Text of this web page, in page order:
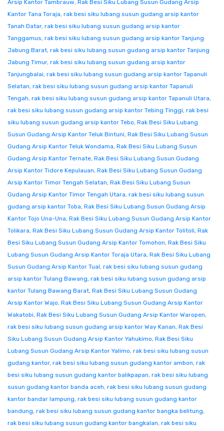
Arsip Kantor Tambrauw, Rak Besi Siku Lubang Susun Gudang Arsip
Kantor Tana Toraja, rak besi siku lubang susun gudang arsip kantor
Tanah Datar, rak besi siku lubang susun gudang arsip kantor
Tanggamus, rak besi siku lubang susun gudang arsip kantor Tanjung
Jabung Barat, rak besi siku lubang susun gudang arsip kantor Tanjung
Jabung Timur, rak besi siku lubang susun gudang arsip kantor
Tanjungbalai, rak besi siku lubang susun gudang arsip kantor Tapanuli
Selatan, rak besi siku lubang susun gudang arsip kantor Tapanuli
Tengah, rak besi siku lubang susun gudang arsip kantor Tapanuli Utara,
rak besi siku lubang susun gudang arsip kantor Tebing Tinggi, rak besi
siku lubang susun gudang arsip kantor Tebo, Rak Besi Siku Lubang
Susun Gudang Arsip Kantor Teluk Bintuni, Rak Besi Siku Lubang Susun
Gudang Arsip Kantor Teluk Wondama, Rak Besi Siku Lubang Susun
Gudang Arsip Kantor Ternate, Rak Besi Siku Lubang Susun Gudang
Arsip Kantor Tidore Kepulauan, Rak Besi Siku Lubang Susun Gudang
Arsip Kantor Timor Tengah Selatan, Rak Besi Siku Lubang Susun
Gudang Arsip Kantor Timor Tengah Utara, rak besi siku lubang susun
gudang arsip kantor Toba, Rak Besi Siku Lubang Susun Gudang Arsip
Kantor Tojo Una-Una, Rak Besi Siku Lubang Susun Gudang Arsip Kantor
Tolikara, Rak Besi Siku Lubang Susun Gudang Arsip Kantor Tolitoli, Rak
Besi Siku Lubang Susun Gudang Arsip Kantor Tomohon, Rak Besi Siku
Lubang Susun Gudang Arsip Kantor Toraja Utara, Rak Besi Siku Lubang
Susun Gudang Arsip Kantor Tual, rak besi siku lubang susun gudang
arsip kantor Tulang Bawang, rak besi siku lubang susun gudang arsip
kantor Tulang Bawang Barat, Rak Besi Siku Lubang Susun Gudang
Arsip Kantor Wajo, Rak Besi Siku Lubang Susun Gudang Arsip Kantor
Wakatobi, Rak Besi Siku Lubang Susun Gudang Arsip Kantor Waropen,
rak besi siku lubang susun gudang arsip kantor Way Kanan, Rak Besi
Siku Lubang Susun Gudang Arsip Kantor Yahukimo, Rak Besi Siku
Lubang Susun Gudang Arsip Kantor Yalimo, rak besi siku lubang susun
gudang kantor, rak besi siku lubang susun gudang kantor ambon, rak
besi siku lubang susun gudang kantor balikpapan, rak besi siku lubang
susun gudang kantor banda aceh, rak besi siku lubang susun gudang
kantor bandar lampung, rak besi siku lubang susun gudang kantor
bandung, rak besi siku lubang susun gudang kantor bangka belitung,
rak besi siku lubang susun gudang kantor bangkalan, rak besi siku